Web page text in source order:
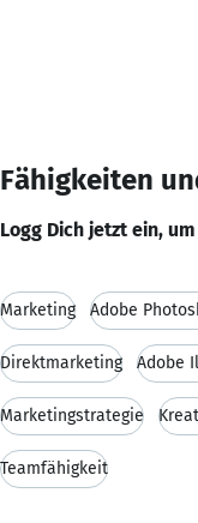
Fähigkeiten
Logg Dich jetzt ein,
Marketing Adobe
Direktmarketing Adobe
Marketingstrategie
Teamfähigkeit